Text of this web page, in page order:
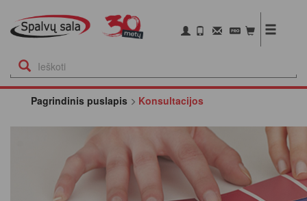
Pagrindinis puslapis Konsultacijos